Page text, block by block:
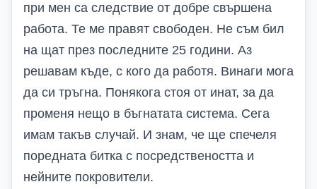
при мен са следствие от добре свършена
работа. Те ме правят свободен. Не съм бил
на щат през последните 25 години. Аз
решавам къде, с кого да работя. Винаги мога
да си тръгна. Понякога стоя от инат, за да
променя нещо в бъгнатата система. Сега
имам такъв случай. И знам, че ще спечеля
поредната битка с посредствеността и
нейните покровители.